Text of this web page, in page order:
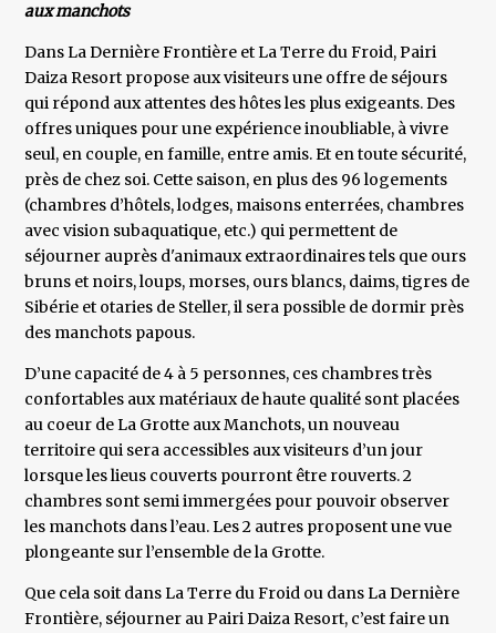
aux manchots
Dans La Dernière Frontière et La Terre du Froid, Pairi
Daiza Resort propose aux visiteurs une offre de séjours
qui répond aux attentes des hôtes les plus exigeants. Des
offres uniques pour une expérience inoubliable, à vivre
seul, en couple, en famille, entre amis. Et en toute sécurité,
près de chez soi. Cette saison, en plus des 96 logements
(chambres d’hôtels, lodges, maisons enterrées, chambres
avec vision subaquatique, etc.) qui permettent de
séjourner auprès d'animaux extraordinaires tels que ours
bruns et noirs, loups, morses, ours blancs, daims, tigres de
Sibérie et otaries de Steller, il sera possible de dormir près
des manchots papous.
D’une capacité de 4 à 5 personnes, ces chambres très
confortables aux matériaux de haute qualité sont placées
au coeur de La Grotte aux Manchots, un nouveau
territoire qui sera accessibles aux visiteurs d’un jour
lorsque les lieus couverts pourront être rouverts. 2
chambres sont semi immergées pour pouvoir observer
les manchots dans l’eau. Les 2 autres proposent une vue
plongeante sur l’ensemble de la Grotte.
Que cela soit dans La Terre du Froid ou dans La Dernière
Frontière, séjourner au Pairi Daiza Resort, c’est faire un